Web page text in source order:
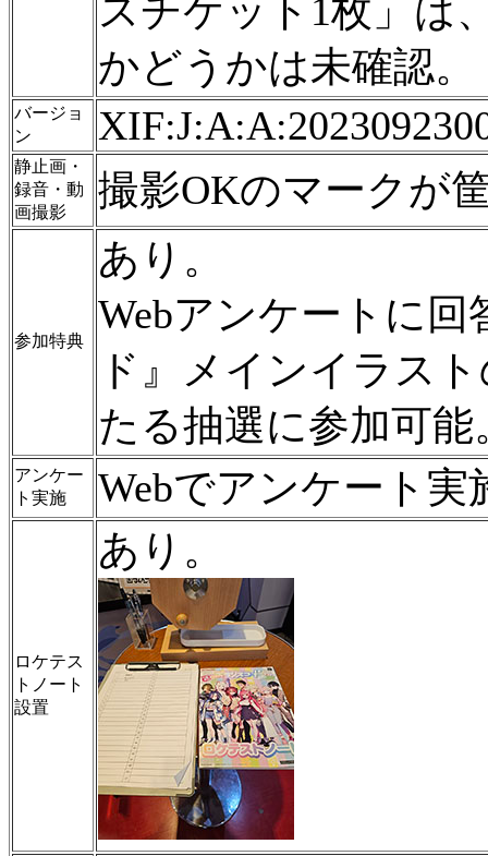
スチケット1枚」は
かどうかは未確認。
バージョ
ン
静止画・
録音・動
画撮影
撮影OKのマークが
参加特典
あり。
Webアンケートに
ド』メインイラスト
たる抽選に参加可能
アンケー
ト実施
Webでアンケート実
ロケテス
トノート
設置
あり。